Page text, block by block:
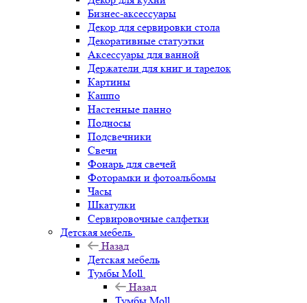
Бизнес-аксессуары
Декор для сервировки стола
Декоративные статуэтки
Аксессуары для ванной
Держатели для книг и тарелок
Картины
Кашпо
Настенные панно
Подносы
Подсвечники
Свечи
Фонарь для свечей
Фоторамки и фотоальбомы
Часы
Шкатулки
Сервировочные салфетки
Детская мебель
Назад
Детская мебель
Тумбы Moll
Назад